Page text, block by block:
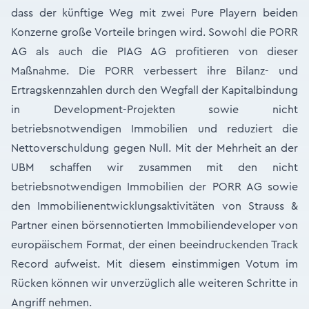
dass der künftige Weg mit zwei Pure Playern beiden
Konzerne große Vorteile bringen wird. Sowohl die PORR
AG als auch die PIAG AG profitieren von dieser
Maßnahme. Die PORR verbessert ihre Bilanz- und
Ertragskennzahlen durch den Wegfall der Kapitalbindung
in Development-Projekten sowie nicht
betriebsnotwendigen Immobilien und reduziert die
Nettoverschuldung gegen Null. Mit der Mehrheit an der
UBM schaffen wir zusammen mit den nicht
betriebsnotwendigen Immobilien der PORR AG sowie
den Immobilienentwicklungsaktivitäten von Strauss &
Partner einen börsennotierten Immobiliendeveloper von
europäischem Format, der einen beeindruckenden Track
Record aufweist. Mit diesem einstimmigen Votum im
Rücken können wir unverzüglich alle weiteren Schritte in
Angriff nehmen.